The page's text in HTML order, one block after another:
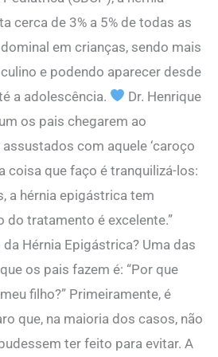
cerca de 3% a 5% de todas as
em crianças, sendo mais
e podendo aparecer desde
a adolescência.
Dr. Henrique
os pais chegarem ao
com aquele ‘caroço
coisa que faço é tranquilizá-los:
a hérnia epigástrica tem
do tratamento é excelente.”
da Hérnia Epigástrica? Uma das
os pais fazem é: “Por que
filho?” Primeiramente, é
que, na maioria dos casos, não
ter feito para evitar. A